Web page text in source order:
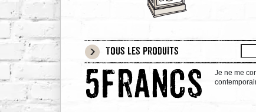
Tous les produits
5francs
Je ne me